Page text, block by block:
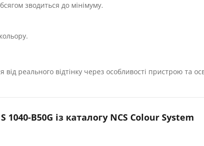
зводиться до мінімуму.
реального відтінку через особливості пристрою та
B50G із каталогу NCS Colour System